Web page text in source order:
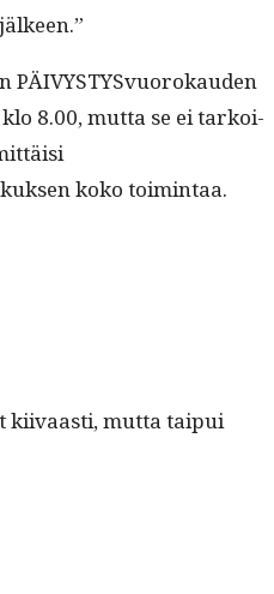
8.00, mut­ta se ei tarkoi­
koko toimintaa.
kiivaasti, mut­ta taipui